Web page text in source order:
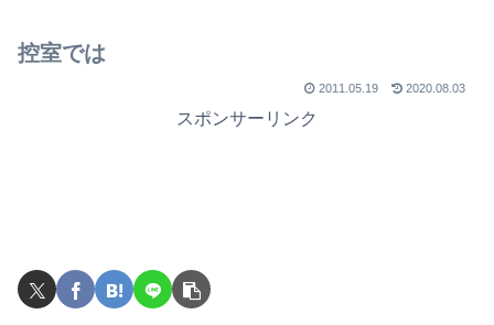
控室では
2011.05.19 2020.08.03
スポンサーリンク